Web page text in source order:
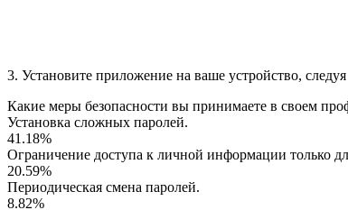
3. Установите приложение на ваше устройство,
Какие меры безопасности вы принимаете в своем
Установка сложных паролей.
41.18%
Ограничение доступа к личной информации только
20.59%
Периодическая смена паролей.
8.82%